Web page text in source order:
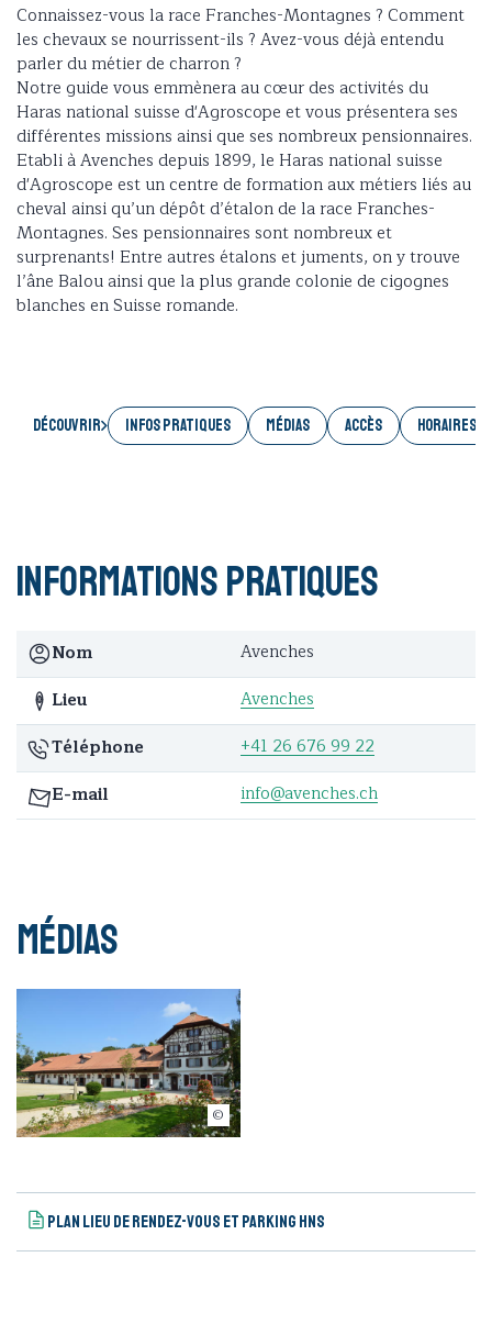
Connaissez-vous la race Franches-Montagnes ? Comment
les chevaux se nourrissent-ils ? Avez-vous déjà entendu
parler du métier de charron ?
Notre guide vous emmènera au cœur des activités du
Haras national suisse d'Agroscope et vous présentera ses
différentes missions ainsi que ses nombreux pensionnaires.
Etabli à Avenches depuis 1899, le Haras national suisse
d'Agroscope est un centre de formation aux métiers liés au
cheval ainsi qu’un dépôt d’étalon de la race Franches-
Montagnes. Ses pensionnaires sont nombreux et
surprenants! Entre autres étalons et juments, on y trouve
l’âne Balou ainsi que la plus grande colonie de cigognes
blanches en Suisse romande.
Découvrir INFOS PRATIQUES MÉDIAS ACCÈS HORAIRES
Informations pratiques
Nom
Avenches
Lieu
Avenches
Téléphone
+41 26 676 99 22
E-mail
info@avenches.ch
Médias
harasnational.ch
Plan lieu de rendez-vous et parking HNS